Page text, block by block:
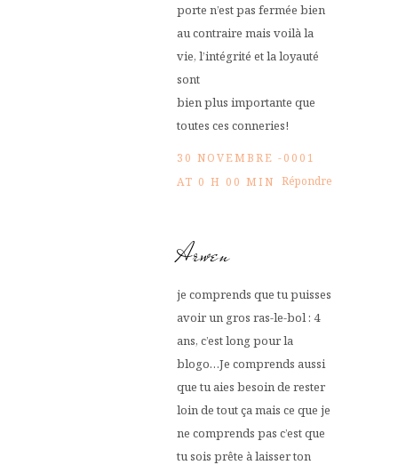
porte n’est pas fermée bien
au contraire mais voilà la
vie, l’intégrité et la loyauté
sont
bien plus importante que
toutes ces conneries!
30 NOVEMBRE -0001
AT 0 H 00 MIN Répondre
Arwen
je comprends que tu puisses
avoir un gros ras-le-bol : 4
ans, c’est long pour la
blogo…Je comprends aussi
que tu aies besoin de rester
loin de tout ça mais ce que je
ne comprends pas c’est que
tu sois prête à laisser ton